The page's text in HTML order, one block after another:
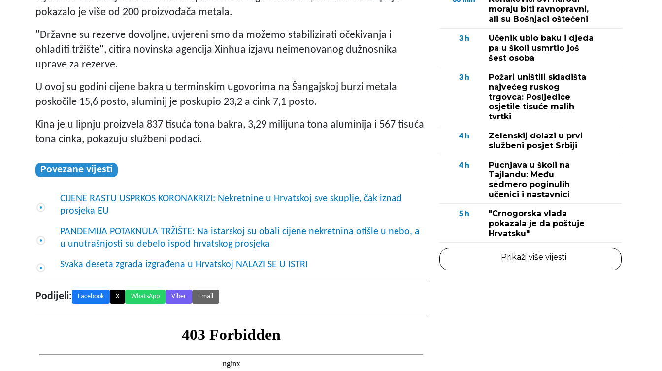
pokazalo je više od 200 proizvođača metala.
"Državne su rezerve dovoljne, uvjereni smo da možemo stabilizirati očekivanja i
ohladiti tržište", citira novinska agencija Xinhua izjavu neimenovanog dužnosnika
uprave za rezerve.
U ovoj su godini cijene bakra u terminskim ugovorima na Šangajskoj burzi metala
poskočile 15,6 posto, aluminij je poskupio 23,2 a cink 7,1 posto.
Kina je u lipnju proizvela 837 tisuća tona bakra, 3,29 milijuna tona aluminija i 567 tisuća
tona cinka, pokazuju službeni podaci.
Povezane vijesti
CIJENE RASTU USPRKOS KORONAKRIZI: Nekretnine u Hrvatskoj sve skuplje, čak iznad
prosjeka EU
PANDEMIJA POTAKNULA TRŽIŠTE: Na istarskoj su obali cijene nekretnina otišle u nebo, a
u unutrašnjosti su debelo ispod hrvatskog prosjeka
Svaka deseta zgrada izgrađena u Hrvatskoj NALAZI SE U ISTRI
Podijeli: Facebook X WhatsApp Viber Email
moraju biti ravnopravni,
ali su Bošnjaci oštećeni
3 h
Učenik ubio baku i djeda
pa u školi usmrtio još
šest osoba
3 h
Požari uništili skladišta
najvećeg ruskog
trgovca: Posljedice
osjetile tisuće malih
tvrtki
4 h
Zelenskij dolazi u prvi
službeni posjet Srbiji
4 h
Pucnjava u školi na
Tajlandu: Među
sedmero poginulih
učenici i nastavnici
5 h
"Crnogorska vlada
pokazala je da poštuje
Hrvatsku"
Prikaži više vijesti